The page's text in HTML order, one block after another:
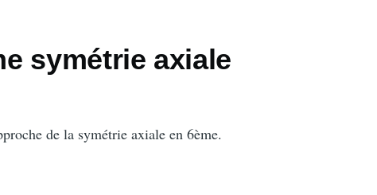
symétrie axiale
de la symétrie axiale en 6ème.